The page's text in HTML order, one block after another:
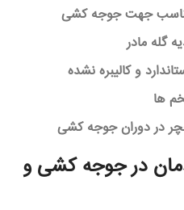
جهت جوجه کشی
گله مادر
و کالیبره نشده
ها
در دوران جوجه کشی
در جوجه کشی و